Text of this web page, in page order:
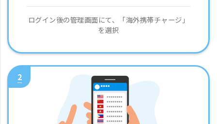
ログイン後の管理画面にて、「海外携帯チャージ」
を選択
2